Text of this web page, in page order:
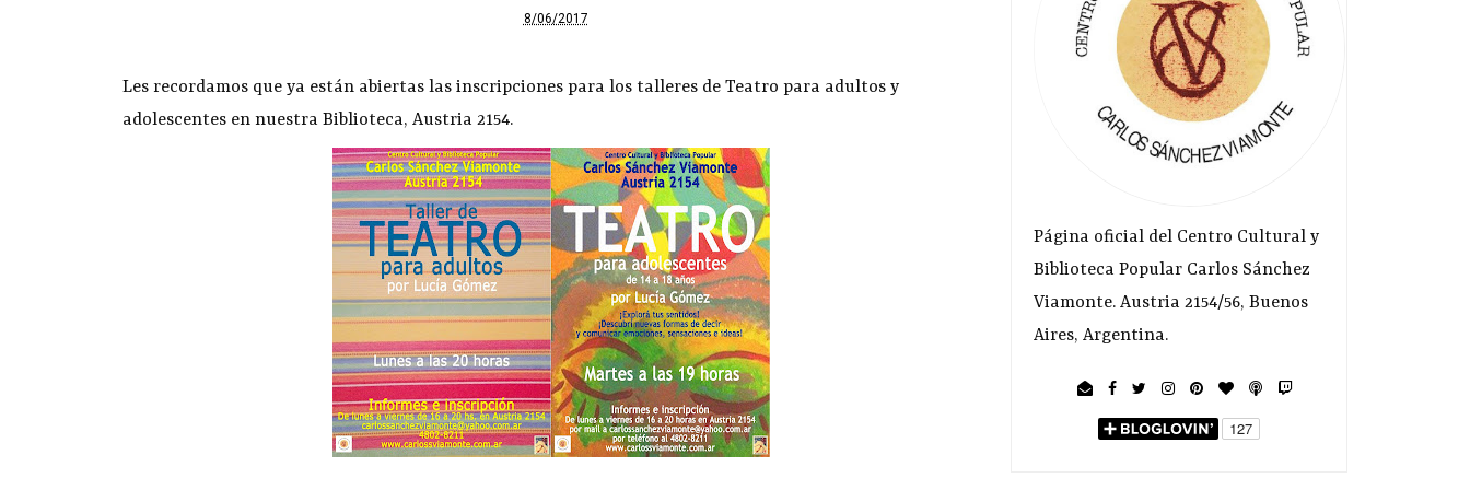
8/06/2017
Les recordamos que ya están abiertas las inscripciones para los talleres de Teatro para adultos y
adolescentes en nuestra Biblioteca, Austria 2154.
Página oficial del Centro Cultural y
Biblioteca Popular Carlos Sánchez
Viamonte. Austria 2154/56, Buenos
Aires, Argentina.